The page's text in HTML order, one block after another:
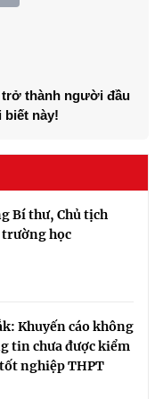
trở thành người đầu
biết này!
Bí thư, Chủ tịch
trường học
Khuyến cáo không
tin chưa được kiểm
nghiệp THPT